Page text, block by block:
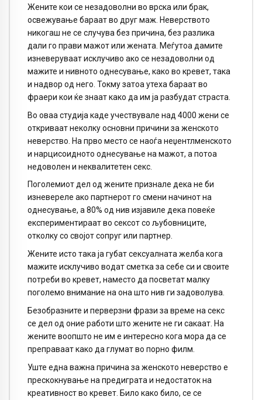
Жените кои се незадоволни во врска или брак,
освежување бараат во друг маж. Неверството
никогаш не се случува без причина, без разлика
дали го прави мажот или жената. Меѓутоа дамите
изневеруваат исклучиво ако се незадоволни од
мажите и нивното однесување, како во кревет, така
и надвор од него. Токму затоа утеха бараат во
фраери кои ќе знаат како да им ја разбудат страста.
Во оваа студија каде учествувале над 4000 жени се
откриваат неколку основни причини за женското
неверство. На прво место се наоѓа неџентлменското
и нарцисоидното однесување на мажот, а потоа
недоволен и неквалитетен секс.
Поголемиот дел од жените признале дека не би
изневереле ако партнерот го смени начинот на
однесување, а 80% од нив изјавиле дека повеќе
експериментираат во сексот со љубовниците,
отколку со својот сопруг или партнер.
Жените исто така ја губат сексуалната желба кога
мажите исклучиво водат сметка за себе си и своите
потреби во кревет, наместо да посветат малку
поголемо внимание на она што нив ги задоволува.
Безобразните и перверзни фрази за време на секс
се дел од оние работи што жените не ги сакаат. На
жените воопшто не им е интересно кога мора да се
преправаат како да глумат во порно филм.
Уште една важна причина за женското неверство е
прескокнување на предиграта и недостаток на
креативност во кревет. Било како било, се се